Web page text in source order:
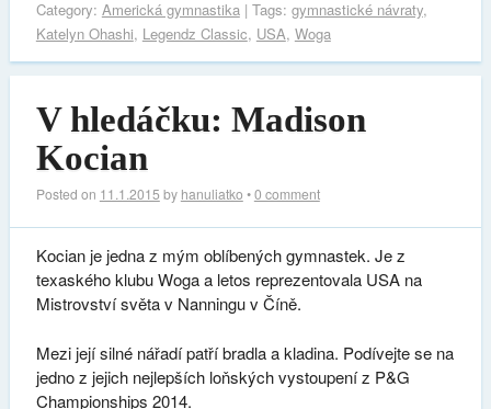
Category: Americká gymnastika| Tags: gymnastické návraty,
Katelyn Ohashi, Legendz Classic, USA, Woga
V hledáčku: Madison
Kocian
Posted on 11.1.2015 by hanuliatko •0 comment
Kocian je jedna z mým oblíbených gymnastek. Je z
texaského klubu Woga a letos reprezentovala USA na
Mistrovství světa v Nanningu v Číně.
Mezi její silné nářadí patří bradla a kladina. Podívejte se na
jedno z jejich nejlepších loňských vystoupení z P&G
Championships 2014.